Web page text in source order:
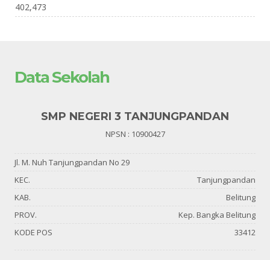
402,473
Data Sekolah
SMP NEGERI 3 TANJUNGPANDAN
NPSN : 10900427
Jl. M. Nuh Tanjungpandan No 29
KEC.
Tanjungpandan
KAB.
Belitung
PROV.
Kep. Bangka Belitung
KODE POS
33412